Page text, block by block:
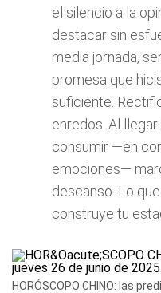
el silencio a la
destacar sin
media jornada,
promesa que
suficiente.
enredos. Al
consumir —en
emociones—
descanso. Lo
construye tu
HORÓSCOPO CHINO: las